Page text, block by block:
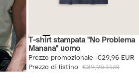
Saldi
T-shirt stampata "No Problema
Manana" uomo
Prezzo promozionale €29,96 EUR
Prezzo di listino €39,95 EUR